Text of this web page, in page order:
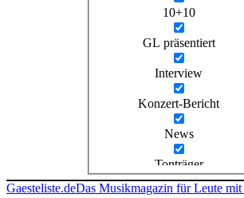
10+10
GL präsentiert
Interview
Konzert-Bericht
News
Tonträger
Gaesteliste.deDas Musikmagazin für Leute mit